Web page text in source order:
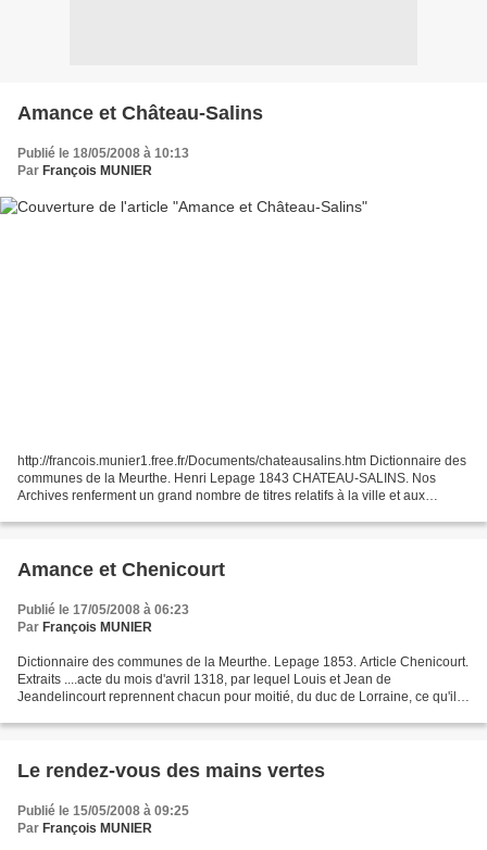
Amance et Château-Salins
Publié le 18/05/2008 à 10:13
Par François MUNIER
http://francois.munier1.free.fr/Documents/chateausalins.htm Dictionnaire des
communes de la Meurthe. Henri Lepage 1843 CHATEAU-SALINS. Nos
Archives renferment un grand nombre de titres relatifs à la ville et aux
Amance et Chenicourt
Publié le 17/05/2008 à 06:23
Par François MUNIER
Dictionnaire des communes de la Meurthe. Lepage 1853. Article Chenicourt.
Extraits ....acte du mois d'avril 1318, par lequel Louis et Jean de
Jeandelincourt reprennent chacun pour moitié, du duc de Lorraine, ce qu'ils
Le rendez-vous des mains vertes
Publié le 15/05/2008 à 09:25
Par François MUNIER